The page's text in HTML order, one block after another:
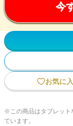
今
お気に
※この商品はタブレット
ています。